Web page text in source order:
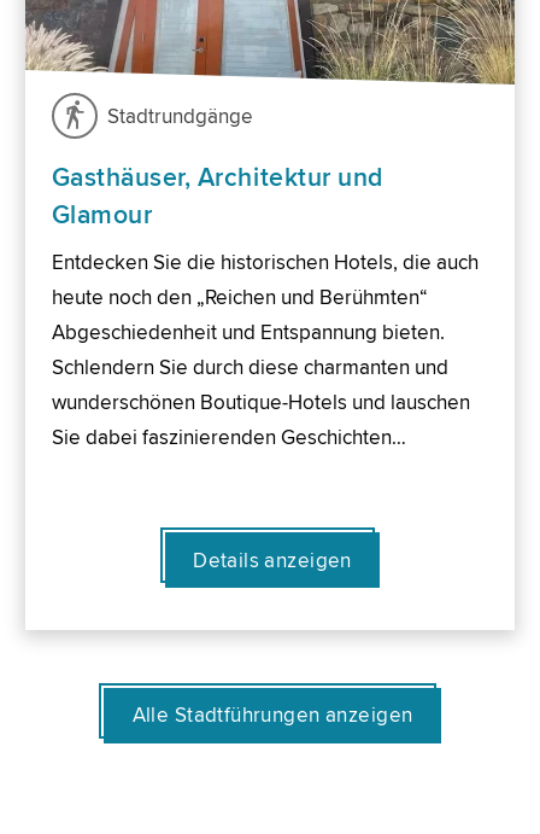
Stadtrundgänge
Gasthäuser, Architektur und
Glamour
Entdecken Sie die historischen Hotels, die auch
heute noch den „Reichen und Berühmten“
Abgeschiedenheit und Entspannung bieten.
Schlendern Sie durch diese charmanten und
wunderschönen Boutique-Hotels und lauschen
Sie dabei faszinierenden Geschichten…
Details anzeigen
Alle Stadtführungen anzeigen